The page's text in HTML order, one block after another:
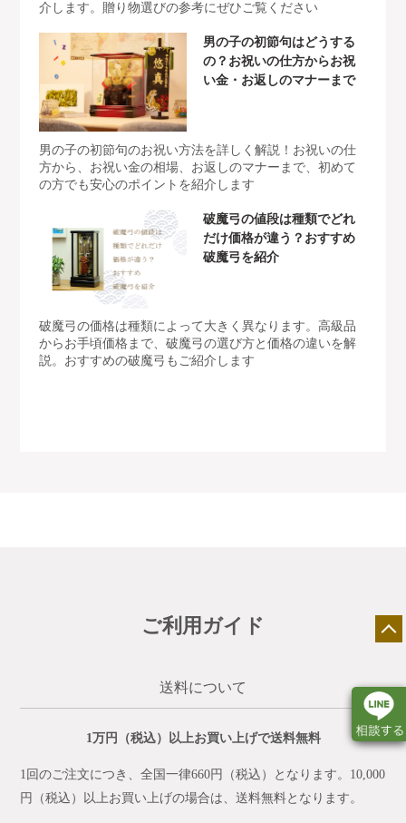
介します。贈り物選びの参考にぜひご覧ください
男の子の初節句はどうする
の？お祝いの仕方からお祝
い金・お返しのマナーまで
男の子の初節句のお祝い方法を詳しく解説！お祝いの仕
方から、お祝い金の相場、お返しのマナーまで、初めて
の方でも安心のポイントを紹介します
破魔弓の値段は種類でどれ
だけ価格が違う？おすすめ
破魔弓を紹介
破魔弓の価格は種類によって大きく異なります。高級品
からお手頃価格まで、破魔弓の選び方と価格の違いを解
説。おすすめの破魔弓もご紹介します
ご利用ガイド
送料について
1万円（税込）以上お買い上げで送料無料
1回のご注文につき、全国一律660円（税込）となります。10,000
円（税込）以上お買い上げの場合は、送料無料となります。
店舗一覧 展示会情報 カタログ請求